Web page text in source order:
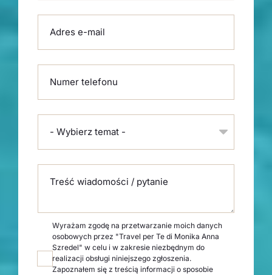
Adres e-mail
Numer telefonu
- Wybierz temat -
Treść wiadomości / pytanie
Wyrażam zgodę na przetwarzanie moich danych
osobowych przez "Travel per Te di Monika Anna
Szredel" w celu i w zakresie niezbędnym do
realizacji obsługi niniejszego zgłoszenia.
Zapoznałem się z treścią informacji o sposobie